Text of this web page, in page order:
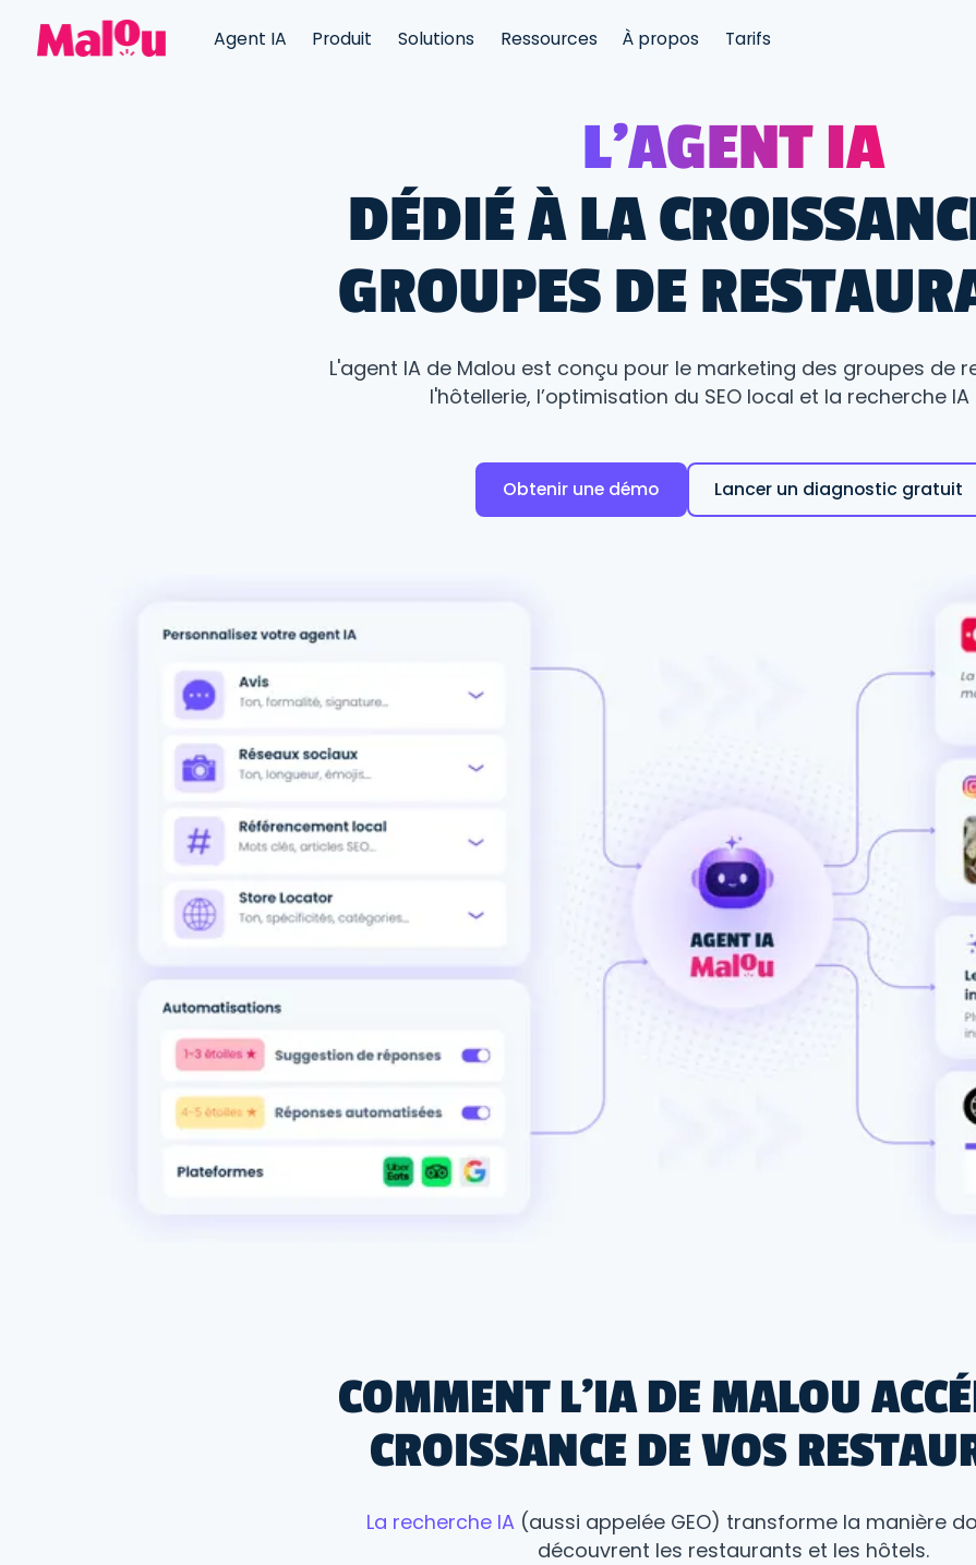
Agent IA Produit Solutions Ressources À propos Tarifs
L'AGENT IA
DÉDIÉ À LA
GROUPES DE
L'agent IA de Malou est conçu pour le marketing des groupes de
l'hôtellerie, l’optimisation du SEO local et la recherche IA
Obtenir une démo Lancer un diagnostic gratuit
COMMENT L'IA DE MALOU
CROISSANCE DE VOS
La recherche IA (aussi appelée GEO) transforme la manière
découvrent les restaurants et les hôtels.